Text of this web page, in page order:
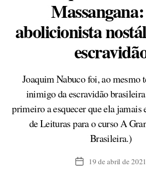
abolicionista
Joaquim Nabuco foi, ao mesmo
inimigo da escravidão
primeiro a esquecer que ela
de Leituras para o curso A
Brasileira.)
Data19 de abril de 2021